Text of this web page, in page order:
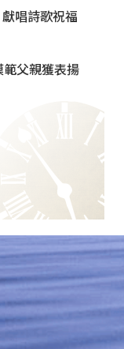
唱詩歌祝福
父親獲表揚